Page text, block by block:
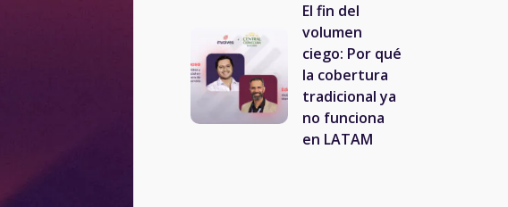
El fin del
volumen
ciego: Por qué
la cobertura
tradicional ya
no funciona
en LATAM